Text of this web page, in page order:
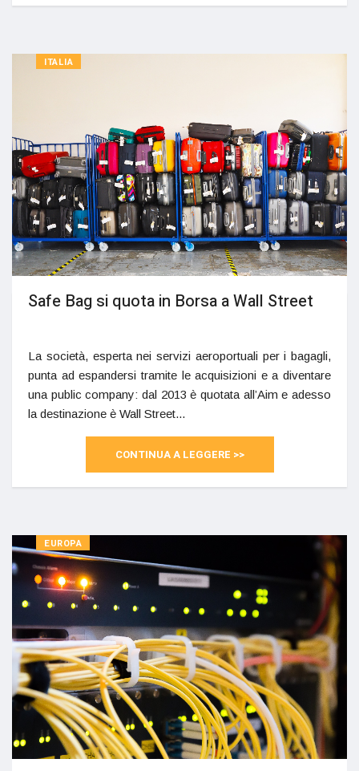
ITALIA
Safe Bag si quota in Borsa a Wall Street
La società, esperta nei servizi aeroportuali per i bagagli,
punta ad espandersi tramite le acquisizioni e a diventare
una public company: dal 2013 è quotata all’Aim e adesso
la destinazione è Wall Street...
CONTINUA A LEGGERE >>
EUROPA